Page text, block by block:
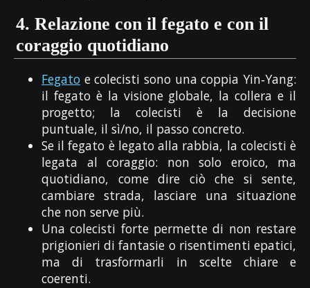
4. Relazione con il fegato e con il
coraggio quotidiano
Fegato e colecisti sono una coppia Yin‑Yang:
il fegato è la visione globale, la collera e il
progetto; la colecisti è la decisione
puntuale, il sì/no, il passo concreto.
Se il fegato è legato alla rabbia, la colecisti è
legata al coraggio: non solo eroico, ma
quotidiano, come dire ciò che si sente,
cambiare strada, lasciare una situazione
che non serve più.
Una colecisti forte permette di non restare
prigionieri di fantasie o risentimenti epatici,
ma di trasformarli in scelte chiare e
coerenti.